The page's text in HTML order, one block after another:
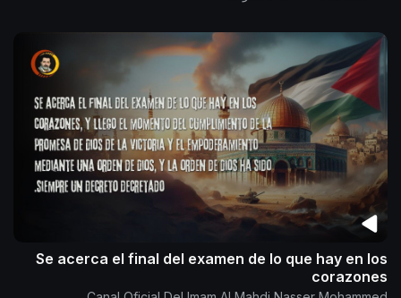
Se acerca el final del examen de lo que hay en los
corazones